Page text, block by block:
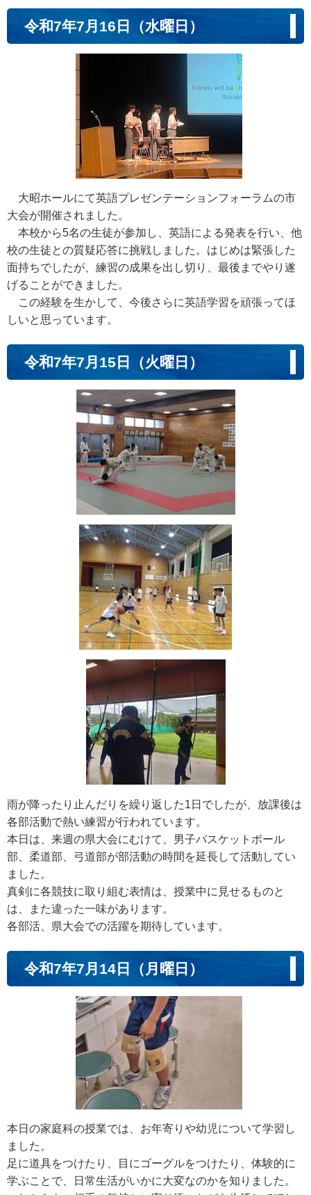
令和7年7月16日（水曜日）
大昭ホールにて英語プレゼンテーションフォーラムの市
大会が開催されました。
本校から5名の生徒が参加し、英語による発表を行い、他
校の生徒との質疑応答に挑戦しました。はじめは緊張した
面持ちでしたが、練習の成果を出し切り、最後までやり遂
げることができました。
この経験を生かして、今後さらに英語学習を頑張ってほ
しいと思っています。
令和7年7月15日（火曜日）
雨が降ったり止んだりを繰り返した1日でしたが、放課後は
各部活動で熱い練習が行われています。
本日は、来週の県大会にむけて、男子バスケットボール
部、柔道部、弓道部が部活動の時間を延長して活動してい
ました。
真剣に各競技に取り組む表情は、授業中に見せるものと
は、また違った一味があります。
各部活、県大会での活躍を期待しています。
令和7年7月14日（月曜日）
本日の家庭科の授業では、お年寄りや幼児について学習し
ました。
足に道具をつけたり、目にゴーグルをつけたり、体験的に
学ぶことで、日常生活がいかに大変なのかを知りました。